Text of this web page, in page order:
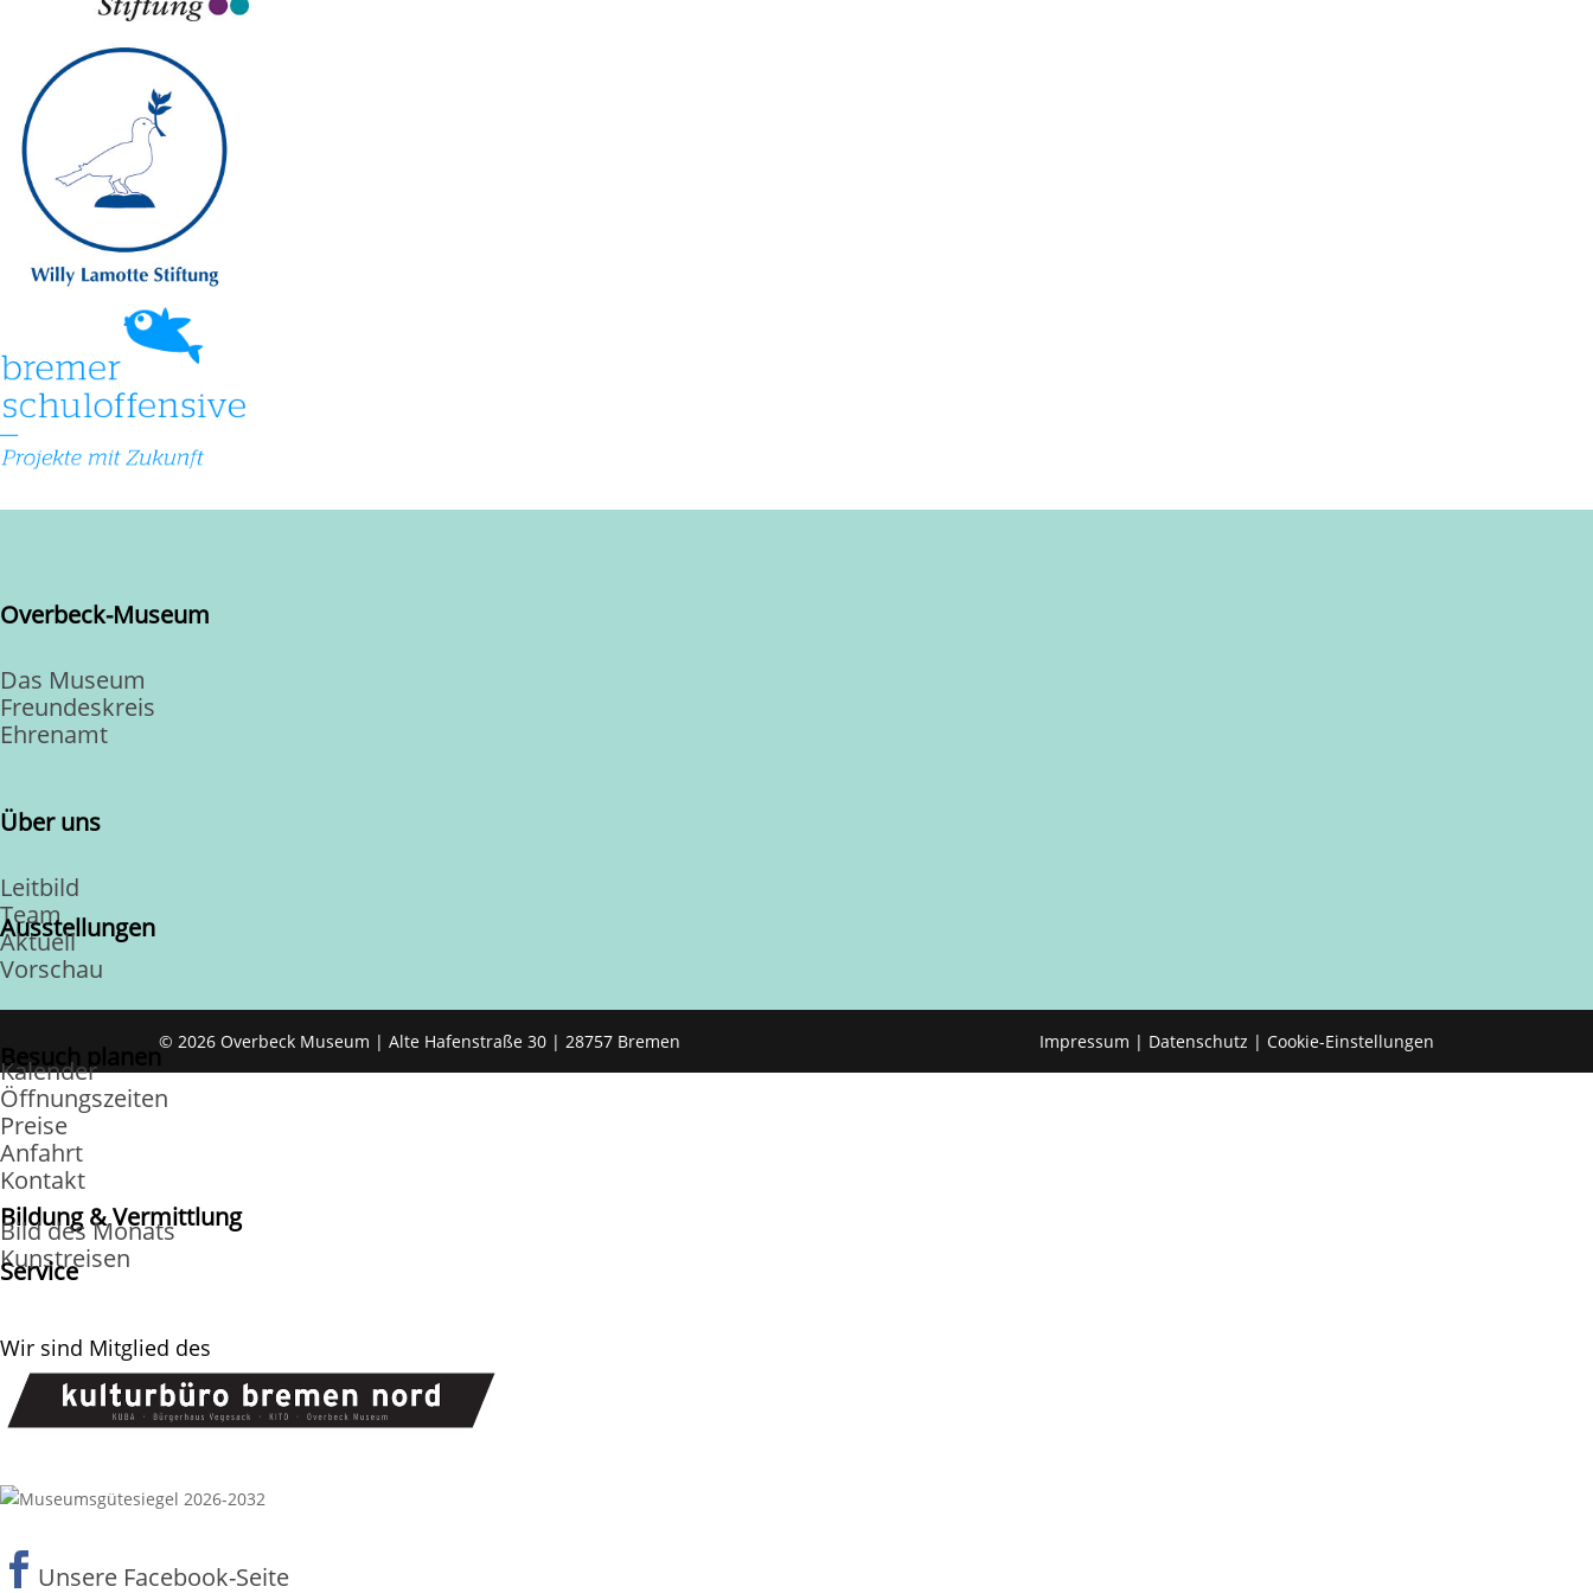
Overbeck-Museum
Das Museum
Freundeskreis
Ehrenamt
Über uns
Leitbild
Team
Ausstellungen
Aktuell
Vorschau
Besuch planen
Kalender
Öffnungszeiten
Preise
Anfahrt
Kontakt
Bildung & Vermittlung
Bild des Monats
Kunstreisen
Service
Wir sind Mitglied des
 Unsere Facebook-Seite
© 2026 Overbeck Museum | Alte Hafenstraße 30 | 28757 Bremen Impressum | Datenschutz | Cookie-Einstellungen